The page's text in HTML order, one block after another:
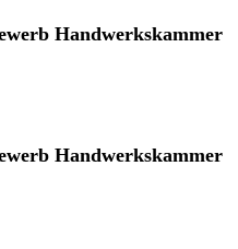
Handwerkskammer
Handwerkskammer